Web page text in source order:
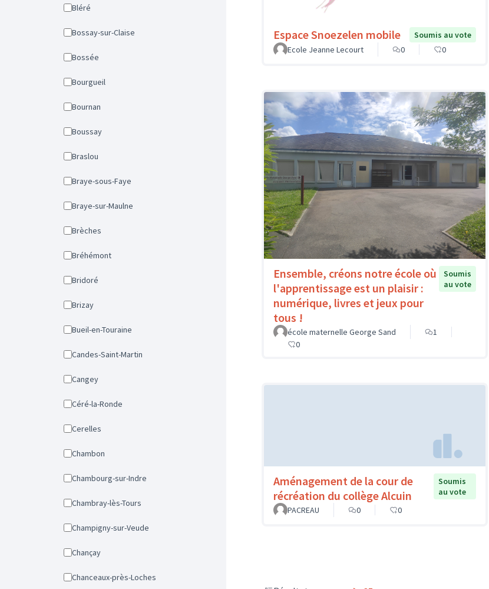
Bléré
Bossay-sur-Claise
Bossée
Bourgueil
Bournan
Boussay
Braslou
Braye-sous-Faye
Braye-sur-Maulne
Brèches
Bréhémont
Bridoré
Brizay
Bueil-en-Touraine
Candes-Saint-Martin
Cangey
Céré-la-Ronde
Cerelles
Chambon
Chambourg-sur-Indre
Chambray-lès-Tours
Champigny-sur-Veude
Chançay
Chanceaux-près-Loches
Espace Snoezelen mobile
Soumis au vote
Ecole Jeanne Lecourt
0 0
Ensemble, créons notre école où
l'apprentissage est un plaisir :
numérique, livres et jeux pour
tous !
Soumis
au vote
école maternelle George Sand
1
0
Aménagement de la cour de
récréation du collège Alcuin
Soumis
au vote
PACREAU
0 0